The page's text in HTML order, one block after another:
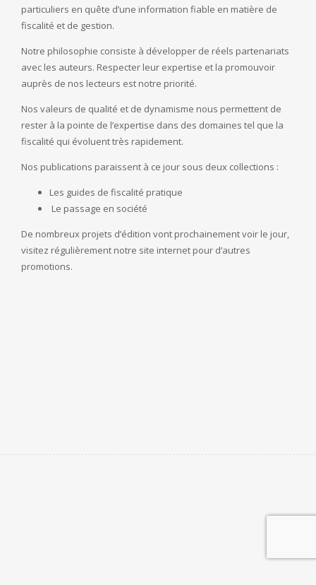
particuliers en quête d’une information fiable en matière de
fiscalité et de gestion.
Notre philosophie consiste à développer de réels partenariats
avec les auteurs. Respecter leur expertise et la promouvoir
auprès de nos lecteurs est notre priorité.
Nos valeurs de qualité et de dynamisme nous permettent de
rester à la pointe de l’expertise dans des domaines tel que la
fiscalité qui évoluent très rapidement.
Nos publications paraissent à ce jour sous deux collections :
Les guides de fiscalité pratique
Le passage en société
De nombreux projets d’édition vont prochainement voir le jour,
visitez régulièrement notre site internet pour d’autres
promotions.